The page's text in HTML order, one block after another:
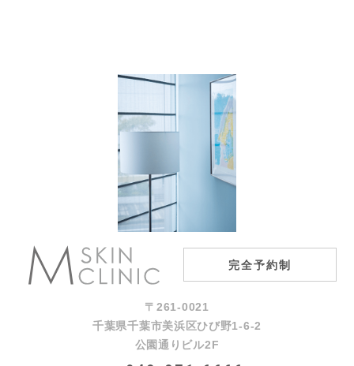
完全予約制
〒261-0021
千葉県千葉市美浜区ひび野1-6-2
公園通りビル2F